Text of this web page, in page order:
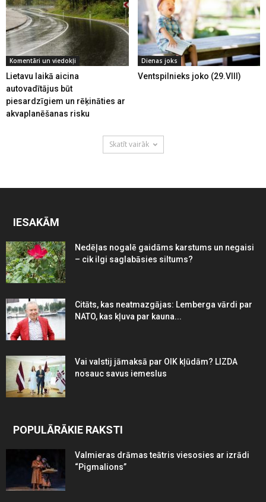
Komentāri un viedokļi
Lietavu laikā aicina
autovadītājus būt
piesardzīgiem un rēķināties ar
akvaplanēšanas risku
Dienas joks
Ventspilnieks joko (29.VIII)
Skatīt vairāk
IESAKĀM
Nedēļas nogalē gaidāms karstums un negaisi
– cik ilgi saglabāsies siltums?
Citāts, kas neatmazgājas: Lemberga vārdi par
NATO, kas kļuva par kauna...
Vai valstij jāmaksā par OIK kļūdām? LIZDA
nosauc savus iemeslus
POPULĀRĀKIE RAKSTI
Valmieras drāmas teātris viesosies ar izrādi
“Pigmalions”